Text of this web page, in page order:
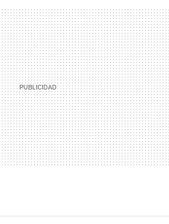
MAIL